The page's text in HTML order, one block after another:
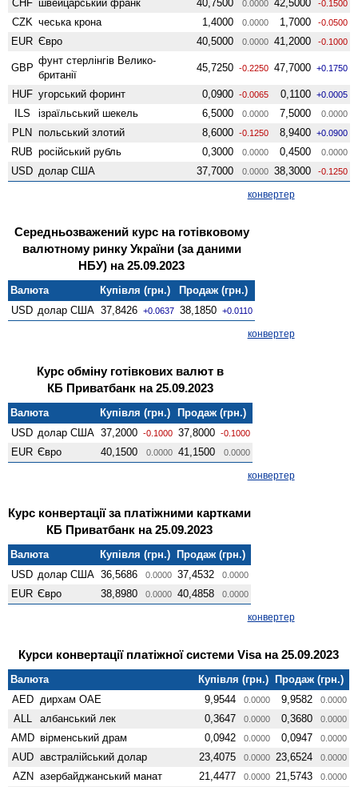
CHF швейцарський франк 40,7500 0.0000 42,5000 -0.1500
CZK чеська крона 1,4000 0.0000 1,7000 -0.0500
EUR Євро 40,5000 0.0000 41,2000 -0.1000
GBP
фунт стерлінгів Велико­
британії
45,7250 -0.2250 47,7000 +0.1750
HUF угорський форинт 0,0900 -0.0065 0,1100 +0.0005
ILS ізраїльський шекель 6,5000 0.0000 7,5000 0.0000
PLN польський злотий 8,6000 -0.1250 8,9400 +0.0900
RUB російський рубль 0,3000 0.0000 0,4500 0.0000
USD долар США 37,7000 0.0000 38,3000 -0.1250
конвертер
Середньозважений курс на готівковому
валютному ринку України (за даними
НБУ) на 25.09.2023
Валюта Купівля (грн.)
Продаж (грн.)
USD долар США 37,8426 +0.0637 38,1850 +0.0110
конвертер
Курс обміну готівкових валют в
КБ Приватбанк на 25.09.2023
Валюта Купівля (грн.)
Продаж (грн.)
USD долар США 37,2000 -0.1000 37,8000 -0.1000
EUR Євро 40,1500 0.0000 41,1500 0.0000
конвертер
Курс конвертації за платіжними картками
КБ Приватбанк на 25.09.2023
Валюта Купівля (грн.) Продаж (грн.)
USD долар США 36,5686 0.0000 37,4532 0.0000
EUR Євро 38,8980 0.0000 40,4858 0.0000
конвертер
Курси конвертації платіжної системи Visa на 25.09.2023
Валюта Купівля (грн.) Продаж (грн.)
AED дирхам ОАЕ 9,9544 0.0000 9,9582 0.0000
ALL албанський лек 0,3647 0.0000 0,3680 0.0000
AMD вiрменський драм 0,0942 0.0000 0,0947 0.0000
AUD австралійський долар 23,4075 0.0000 23,6524 0.0000
AZN азербайджанський манат 21,4477 0.0000 21,5743 0.0000